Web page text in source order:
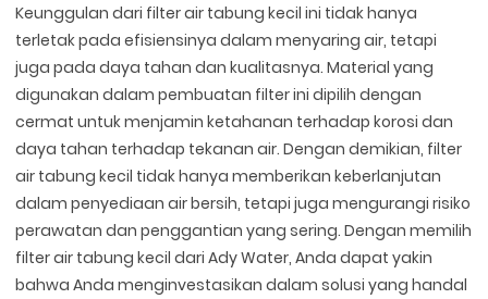
Keunggulan dari filter air tabung kecil ini tidak hanya
terletak pada efisiensinya dalam menyaring air, tetapi
juga pada daya tahan dan kualitasnya. Material yang
digunakan dalam pembuatan filter ini dipilih dengan
cermat untuk menjamin ketahanan terhadap korosi dan
daya tahan terhadap tekanan air. Dengan demikian, filter
air tabung kecil tidak hanya memberikan keberlanjutan
dalam penyediaan air bersih, tetapi juga mengurangi risiko
perawatan dan penggantian yang sering. Dengan memilih
filter air tabung kecil dari Ady Water, Anda dapat yakin
bahwa Anda menginvestasikan dalam solusi yang handal